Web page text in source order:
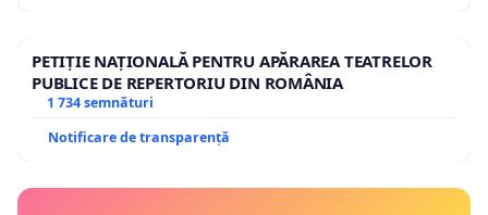
PETIȚIE NAȚIONALĂ PENTRU APĂRAREA TEATRELOR
PUBLICE DE REPERTORIU DIN ROMÂNIA
1 734 semnături
Notificare de transparență